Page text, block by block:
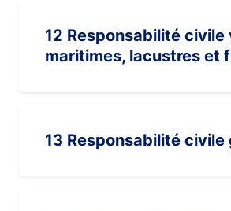
12 Responsabilité civile
maritimes, lacustres et
13 Responsabilité civile